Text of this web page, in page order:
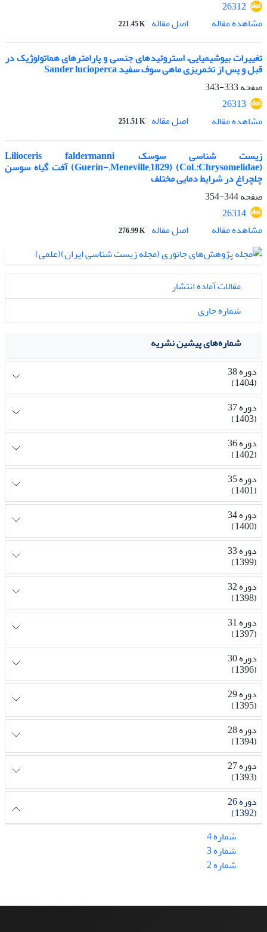
26312
مشاهده مقاله
اصل مقاله 221.45 K
تغییرات بیوشیمیایی، استروئیدهای جنسی و پارامترهای هماتولوژیک در
قبل و پس از تخمریزی ماهی سوف سفید Sander lucioperca
صفحه333-343
26313
مشاهده مقاله
اصل مقاله 251.51 K
زیست شناسی سوسک Lilioceris faldermanni
(Guerin-.Meneville,1829) (Col.:Chrysomelidae) آفت گیاه سوسن
چلچراغ در شرایط دمایی مختلف
صفحه344-354
26314
مشاهده مقاله
اصل مقاله 276.99 K
مقالات آماده انتشار
شماره جاری
شماره‌های پیشین نشریه
دوره 38
(1404)
دوره 37
(1403)
دوره 36
(1402)
دوره 35
(1401)
دوره 34
(1400)
دوره 33
(1399)
دوره 32
(1398)
دوره 31
(1397)
دوره 30
(1396)
دوره 29
(1395)
دوره 28
(1394)
دوره 27
(1393)
دوره 26
(1392)
شماره 4
شماره 3
شماره 2